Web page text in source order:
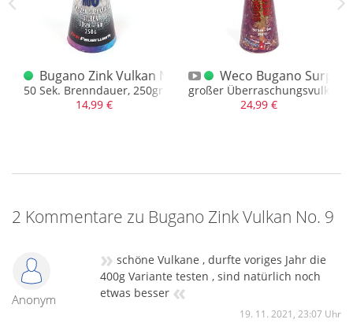
Bugano Schweiz
hoch und ca. 50 Sek.
Bugano Zink Vulkan No. 6
50 Sek. Brenndauer, 250gr. NEM
14,99 €
Weco Bugano
großer Überraschungsvulkan
24,99 €
2 Kommentare zu Bugano Zink Vulkan No. 9
Anonym
» schöne Vulkane , durfte voriges Jahr die
400g Variante testen , sind natürlich noch
etwas besser «
19. 11. 2021, 23:07 Uhr